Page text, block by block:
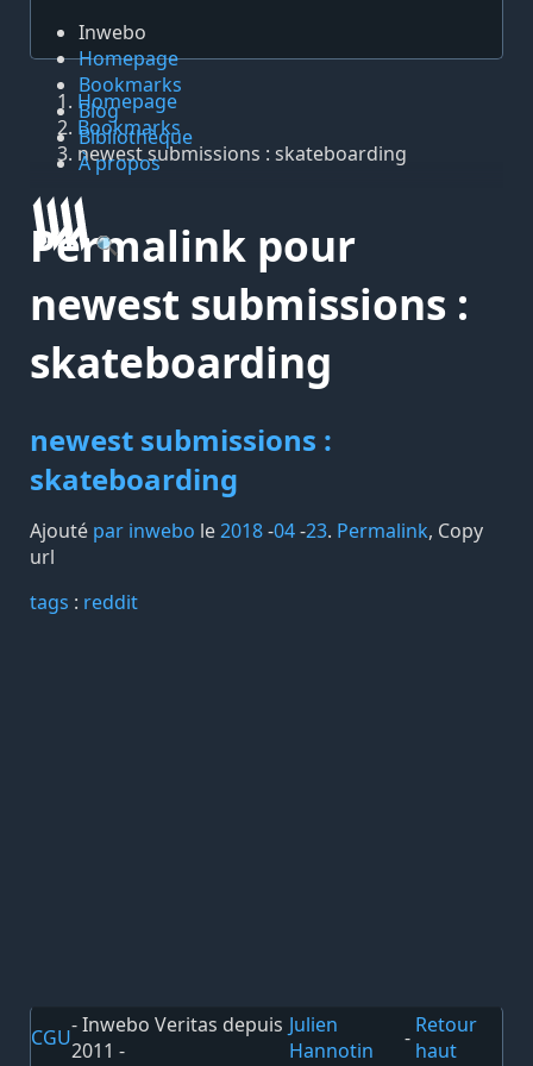
Inwebo
Homepage
Bookmarks
Blog
Bibliothèque
À propos
🔍
Homepage
Bookmarks
newest submissions : skateboarding
Permalink pour
newest submissions :
skateboarding
newest submissions :
skateboarding
Ajouté par inwebo le2018-04-23. Permalink, Copy
url
tags️ : reddit
CGU- Inwebo Veritas depuis
2011 -
Julien
Hannotin
- Retour
haut